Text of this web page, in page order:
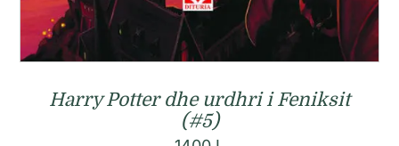
Harry Potter dhe urdhri i Feniksit
(#5)